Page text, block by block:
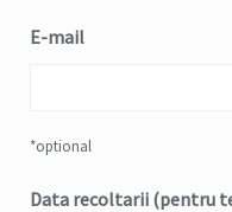
E-mail
*optional
Data recoltarii (pentru